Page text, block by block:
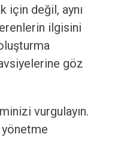
için değil, aynı
ilgisini
göz
vurgulayın.
yönetme